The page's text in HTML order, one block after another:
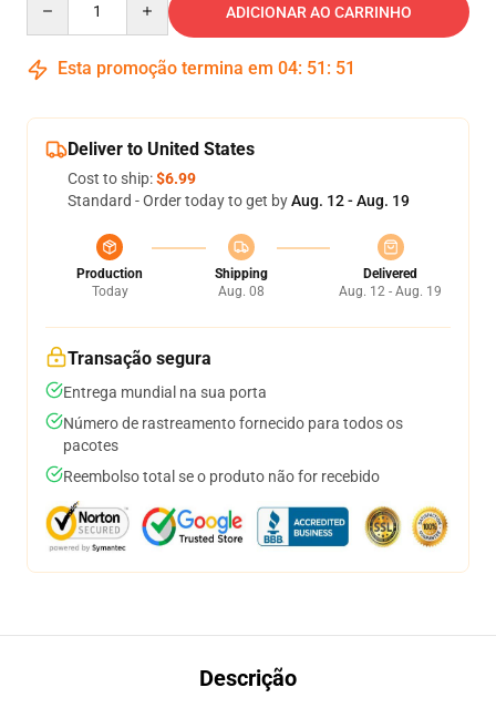
ADICIONAR AO CARRINHO
Esta promoção termina em 04: 51 : 51
Deliver to United States
Cost to ship:$6.99
Standard - Order today to get byAug. 12 - Aug. 19
Production
Today
Shipping
Aug. 08
Delivered
Aug. 12 - Aug. 19
Transação segura
Entrega mundial na sua porta
Número de rastreamento fornecido para todos os
pacotes
Reembolso total se o produto não for recebido
Descrição